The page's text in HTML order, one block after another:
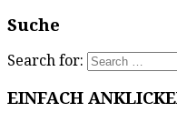
Suche
Search for:
EINFACH